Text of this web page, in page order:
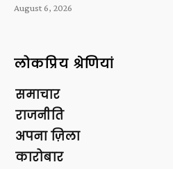
August 6, 2026
लोकप्रिय श्रेणियां
समाचार
राजनीति
अपना ज़िला
कारोबार